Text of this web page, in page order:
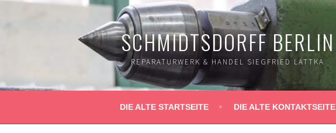
SCHMIDTSDORFF BERLIN
REPARATURWERK & HANDEL SIEGFRIED LATTKA
DIE ALTE STARTSEITE DIE ALTE KONTAKTSEITE